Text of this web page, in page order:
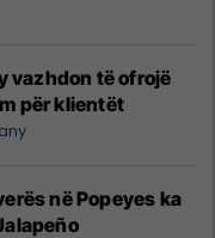
vazhdon të ofrojë
për klientët
në Popeyes ka